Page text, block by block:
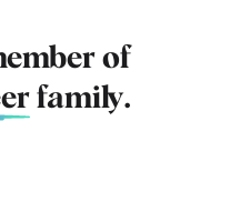
of
family.